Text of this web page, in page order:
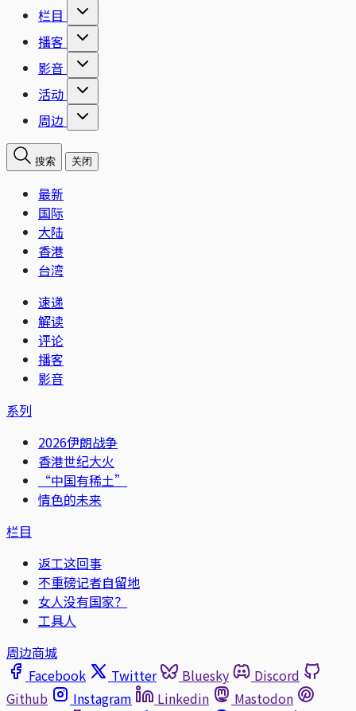
栏目
播客
影音
活动
周边
搜索 关闭
最新
国际
大陆
香港
台湾
速递
解读
评论
播客
影音
系列
2026伊朗战争
香港世纪大火
“中国有稀土”
情色的未来
栏目
返工这回事
不重磅记者自留地
女人没有国家？
工具人
周边商城
Facebook
Twitter Bluesky
Discord
Github
Instagram Linkedin
Mastodon